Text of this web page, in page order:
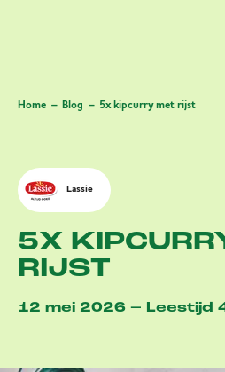
Home Blog 5x kipcurry met rijst
Lassie
5X
RIJST
12 mei 2026 – Leestijd